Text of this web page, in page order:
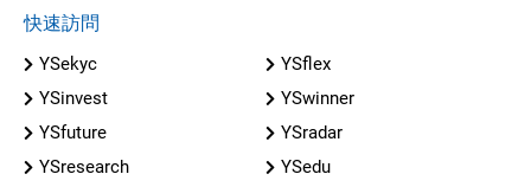
快速訪問
YSekyc
YSflex
YSinvest
YSwinner
YSfuture
YSradar
YSresearch
YSedu